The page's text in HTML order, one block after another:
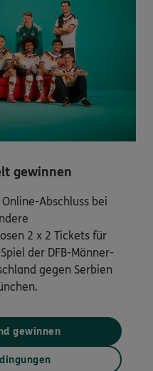
gewinnen
Abschluss bei
2 x 2 Tickets für
der DFB-Männer-
gegen Serbien
gewinnen